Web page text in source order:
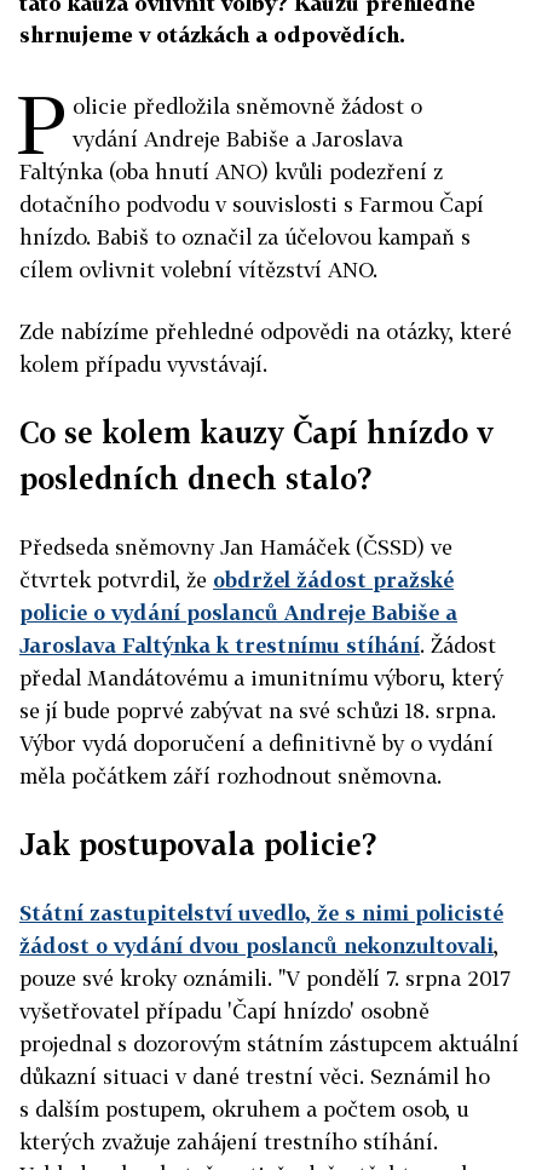
shrnujeme v otázkách a odpovědích.
P olicie předložila sněmovně žádost o
vydání Andreje Babiše a Jaroslava
Faltýnka (oba hnutí ANO) kvůli podezření z
dotačního podvodu v souvislosti s Farmou Čapí
hnízdo. Babiš to označil za účelovou kampaň s
cílem ovlivnit volební vítězství ANO.
Zde nabízíme přehledné odpovědi na otázky, které
kolem případu vyvstávají.
Co se kolem kauzy Čapí hnízdo v
posledních dnech stalo?
Předseda sněmovny Jan Hamáček (ČSSD) ve
čtvrtek potvrdil, že obdržel žádost pražské
policie o vydání poslanců Andreje Babiše a
Jaroslava Faltýnka k trestnímu stíhání. Žádost
předal Mandátovému a imunitnímu výboru, který
se jí bude poprvé zabývat na své schůzi 18. srpna.
Výbor vydá doporučení a definitivně by o vydání
měla počátkem září rozhodnout sněmovna.
Jak postupovala policie?
Státní zastupitelství uvedlo, že s nimi policisté
žádost o vydání dvou poslanců nekonzultovali,
pouze své kroky oznámili. "V pondělí 7. srpna 2017
vyšetřovatel případu 'Čapí hnízdo' osobně
projednal s dozorovým státním zástupcem aktuální
důkazní situaci v dané trestní věci. Seznámil ho
s dalším postupem, okruhem a počtem osob, u
kterých zvažuje zahájení trestního stíhání.